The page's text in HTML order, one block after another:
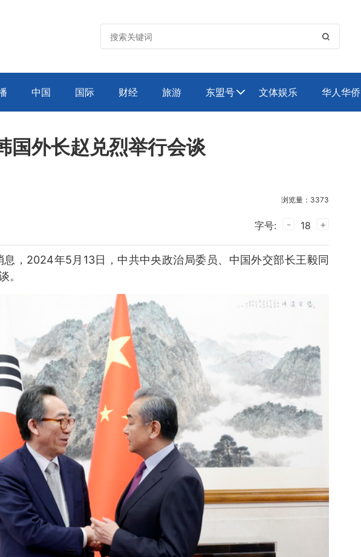

中国 国际 财经 旅游 东盟号 文体娱乐 华人华侨
国外长赵兑烈举行会谈
浏览量：3373
字号: - 18 +
息，2024年5月13日，中共中央政治局委员、中国外交部长王毅同
。